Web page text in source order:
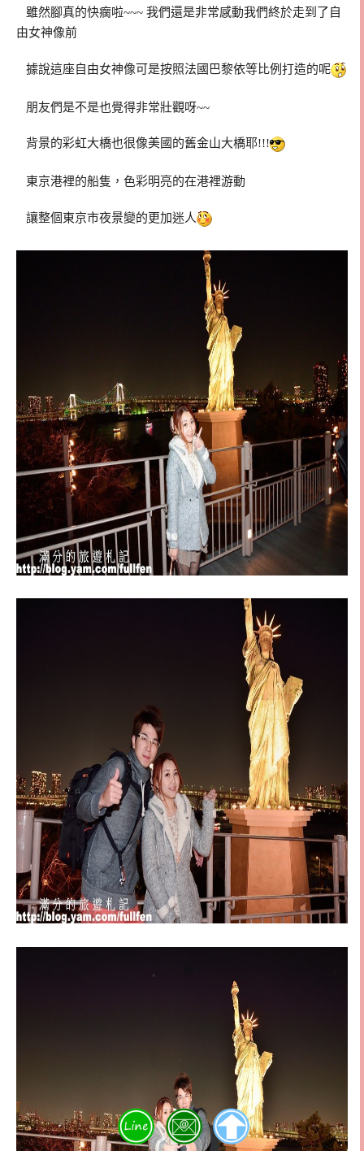
雖然腳真的快瘸啦~~~ 我們還是非常感動我們終於走到了自
由女神像前
據說這座自由女神像可是按照法國巴黎依等比例打造的呢
朋友們是不是也覺得非常壯觀呀~~
背景的彩虹大橋也很像美國的舊金山大橋耶!!!
東京港裡的船隻，色彩明亮的在港裡游動
讓整個東京市夜景變的更加迷人